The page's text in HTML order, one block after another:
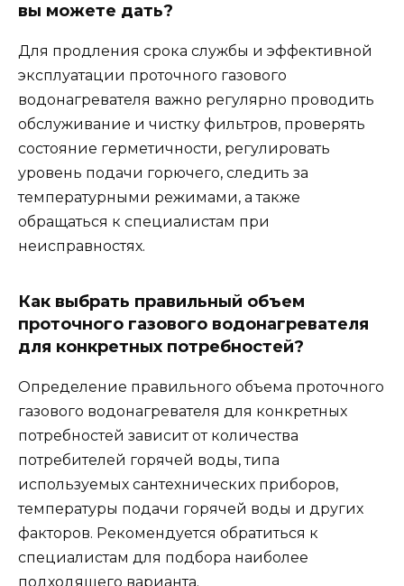
вы можете дать?
Для продления срока службы и эффективной
эксплуатации проточного газового
водонагревателя важно регулярно проводить
обслуживание и чистку фильтров, проверять
состояние герметичности, регулировать
уровень подачи горючего, следить за
температурными режимами, а также
обращаться к специалистам при
неисправностях.
Как выбрать правильный объем
проточного газового водонагревателя
для конкретных потребностей?
Определение правильного объема проточного
газового водонагревателя для конкретных
потребностей зависит от количества
потребителей горячей воды, типа
используемых сантехнических приборов,
температуры подачи горячей воды и других
факторов. Рекомендуется обратиться к
специалистам для подбора наиболее
подходящего варианта.